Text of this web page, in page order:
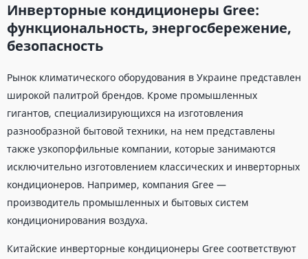
Инверторные кондиционеры Gree:
функциональность, энергосбережение,
безопасность
Рынок климатического оборудования в Украине представлен
широкой палитрой брендов. Кроме промышленных
гигантов, специализирующихся на изготовления
разнообразной бытовой техники, на нем представлены
также узкопорфильные компании, которые занимаются
исключительно изготовлением классических и инверторных
кондиционеров. Например, компания Gree —
производитель промышленных и бытовых систем
кондиционирования воздуха.
Китайские инверторные кондиционеры Gree соответствуют